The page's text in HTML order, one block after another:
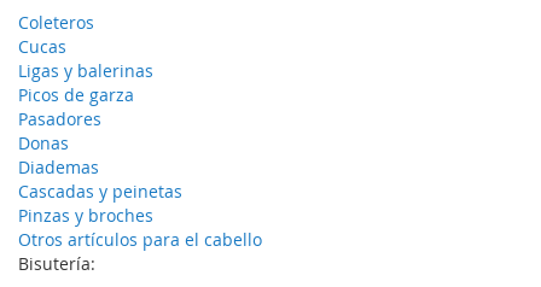
Coleteros
Cucas
Ligas y balerinas
Picos de garza
Pasadores
Donas
Diademas
Cascadas y peinetas
Pinzas y broches
Otros artículos para el cabello
Bisutería: